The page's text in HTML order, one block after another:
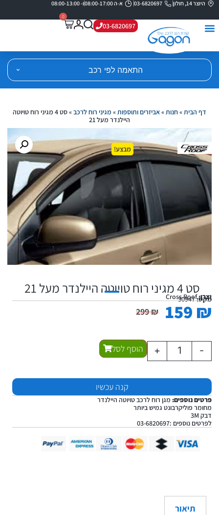
היוצר 14, חולון 03-6820697 א-ה 08:00-17:00 ו- 08:00-13:00
03-6820697
0
התאמה לפי רכב
דף הבית»חנות»אביזרים ותוספות» מגיני רוח לרכב»
סט 4 מגיני רוח טויוטה
היילנדר מעל 21
מבצע!
סט 4 מגיני רוח טויוטה היילנדר מעל 21
יצרן:Cross Roofמקט:30947
299₪ 159 ₪
-
+ הוסף לסל
קנה עכשיו
פרטים נוספים: מגן רוח לרכב טויוטה היילנדר
מחומר פוליקרבונט גמיש ביותר
דבק 3M
לפרטים נוספים :03-6820697
תיאור